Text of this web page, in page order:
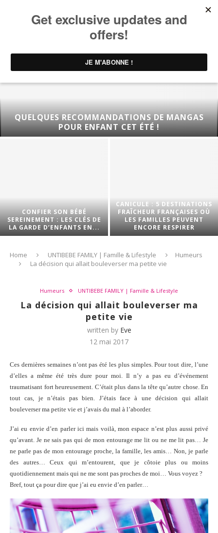
QUELQUES RECOMMANDATIONS DE MANGAS
POUR ENFANT CET ÉTÉ !
CONFIER SON BÉBÉ
SEREINEMENT : LES CLÉS DE
LA GARDE D’ENFANTS EN...
CANICULE : 5 DESTINATIONS
FRAÎCHEUR FRANÇAISES OÙ
LES FAMILLES PEUVENT
ENCORE RESPIRER
Home UNTIBEBE FAMILY | Famille & Lifestyle
Humeurs
La décision qui allait bouleverser ma petite vie
Humeurs UNTIBEBE FAMILY | Famille & Lifestyle
La décision qui allait bouleverser ma
petite vie
written by Eve
12 mai 2017
Ces dernières semaines n’ont pas été les plus simples. Pour tout dire, l’une
d’elles a même été très dure pour moi. Il n’y a pas eu d’événement
traumatisant fort heureusement. C’était plus dans la tête qu’autre chose. En
tout cas, je n’étais pas bien. J’étais face à une décision qui allait
bouleverser ma petite vie et j’avais du mal à l’aborder.
J’ai eu envie d’en parler ici mais voilà, mon espace n’est plus aussi privé
qu’avant. Je ne sais pas qui de mon entourage me lit ou ne me lit pas… Je
ne parle pas de mon entourage proche, la famille, les amis… Non, je parle
des autres… Ceux qui m’entourent, que je côtoie plus ou moins
quotidiennement mais qui ne me sont pas proches de moi… Vous voyez ?
Bref, tout ça pour dire que j’ai eu envie d’en parler…